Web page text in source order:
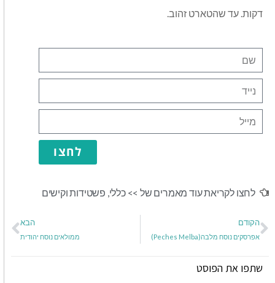
דקות. עד שהטארט זהוב.
לחצו
לחצו לקריאת עוד מאמרים של >> כללי, פשטידות וקישים
הקודם
אפרסקים נוסח מלבה(Peches Melba)
הבא
ממולאים נוסח יהודית
שתפו את הפוסט